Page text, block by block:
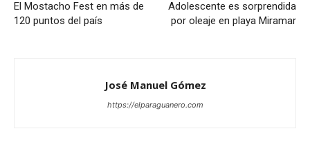
El Mostacho Fest en más de
120 puntos del país
Adolescente es sorprendida
por oleaje en playa Miramar
José Manuel Gómez
https://elparaguanero.com